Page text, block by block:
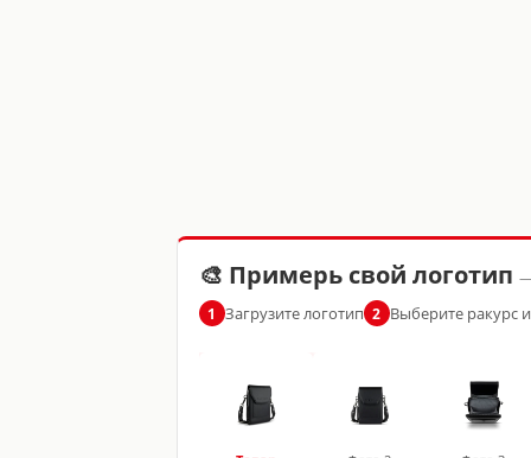
🎨 Примерь свой логотип
1 Загрузите логотип 2 Выберите ракурс